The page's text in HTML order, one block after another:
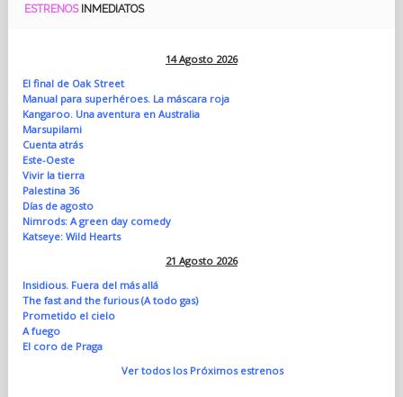
ESTRENOS INMEDIATOS
14 Agosto 2026
El final de Oak Street
Manual para superhéroes. La máscara roja
Kangaroo. Una aventura en Australia
Marsupilami
Cuenta atrás
Este-Oeste
Vivir la tierra
Palestina 36
Días de agosto
Nimrods: A green day comedy
Katseye: Wild Hearts
21 Agosto 2026
Insidious. Fuera del más allá
The fast and the furious (A todo gas)
Prometido el cielo
A fuego
El coro de Praga
Ver todos los Próximos estrenos